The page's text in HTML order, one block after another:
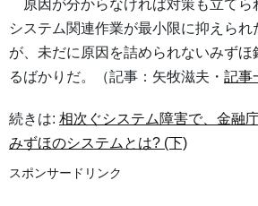
原因が分からなければ対策も立てら
システム関連作業が最小限に抑えら
が、未だに原因を詰められないみずほ
るばかりだ。（記事：矢牧滋夫・ 記事
続きは: 相次ぐシステム障害で、金融
みずほのシステムとは? (下)
スポンサードリンク